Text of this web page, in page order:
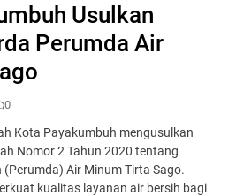
Usulkan
Perumda Air
0
Kota Payakumbuh mengusulkan
Nomor 2 Tahun 2020 tentang
Air Minum Tirta Sago.
kualitas layanan air bersih bagi